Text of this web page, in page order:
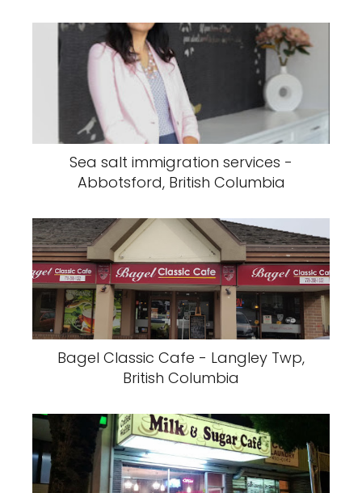
Sea salt immigration services -
Abbotsford, British Columbia
Bagel Classic Cafe - Langley Twp,
British Columbia